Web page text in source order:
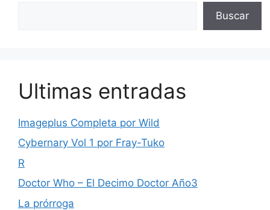
Buscar
Ultimas entradas
Imageplus Completa por Wild
Cybernary Vol 1 por Fray-Tuko
R
Doctor Who – El Decimo Doctor Año3
La prórroga